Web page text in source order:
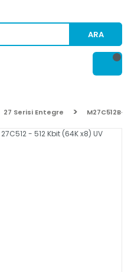
ARA
27 Serisi Entegre M27C512B-